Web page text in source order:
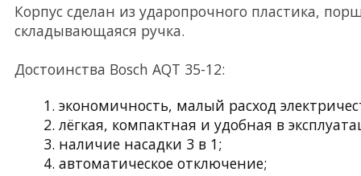
Корпус сделан из ударопрочного пластика,
складывающаяся ручка.
Достоинства Bosch AQT 35-12:
экономичность, малый расход
лёгкая, компактная и удобная в
наличие насадки 3 в 1;
автоматическое отключение;